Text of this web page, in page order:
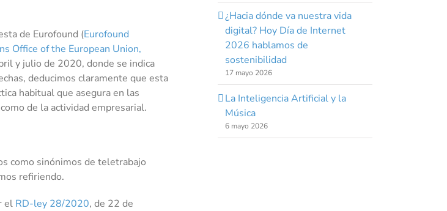
de Eurofound (Eurofound
Office of the European Union,
y julio de 2020, donde se indica
deducimos claramente que esta
habitual que asegura en las
de la actividad empresarial.
como sinónimos de teletrabajo
refiriendo.
el RD-ley 28/2020, de 22 de
¿Hacia dónde va nuestra vida
digital? Hoy Día de Internet
2026 hablamos de
sostenibilidad
17 mayo 2026
La Inteligencia Artificial y la
Música
6 mayo 2026